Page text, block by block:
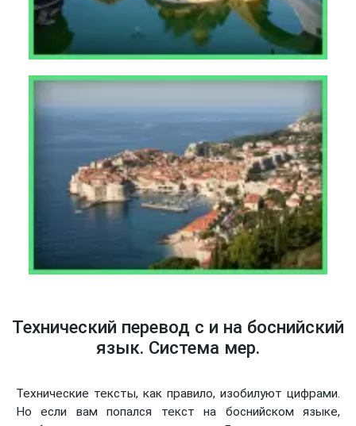
Технический перевод с и на боснийский
язык. Система мер.
Технические тексты, как правило, изобилуют цифрами.
Но если вам попался текст на боснийском языке,